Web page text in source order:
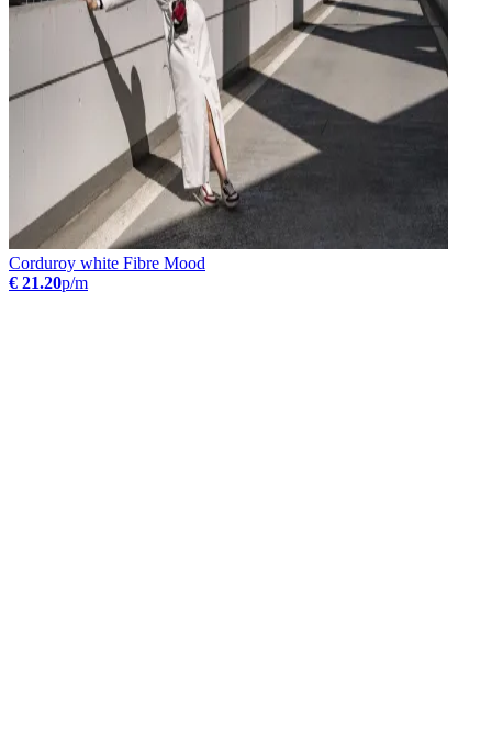
Corduroy white Fibre Mood
€ 21.20p/m